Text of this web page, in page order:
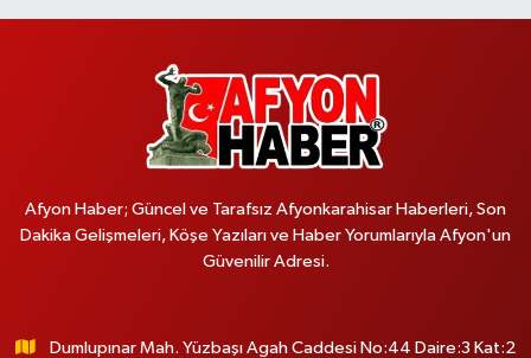
Afyon Haber; Güncel ve Tarafsız Afyonkarahisar Haberleri, Son
Dakika Gelişmeleri, Köşe Yazıları ve Haber Yorumlarıyla Afyon'un
Güvenilir Adresi.
Dumlupınar Mah. Yüzbaşı Agah Caddesi No:44 Daire:3 Kat:2